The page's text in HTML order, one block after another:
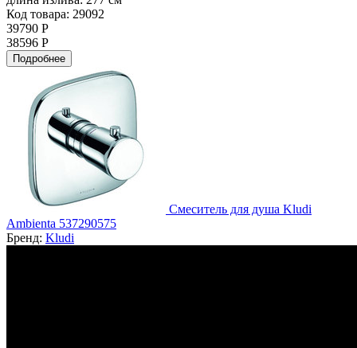
Код товара: 29092
39790 Р
38596 Р
Подробнее
Смеситель для душа Kludi
Ambienta 537290575
Бренд: Kludi